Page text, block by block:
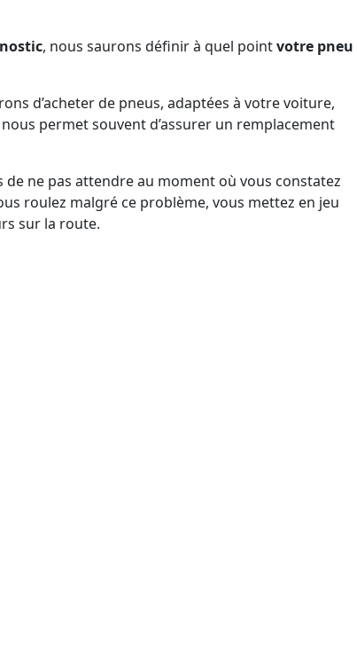
, nous saurons définir à quel pointvotre pneu
d’acheter de pneus, adaptées à votre voiture,
permet souvent d’assurer un remplacement
ne pas attendre au moment où vous constatez
roulez malgré ce problème, vous mettez en jeu
sur la route.